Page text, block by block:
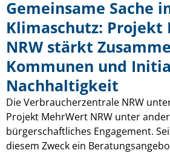
Gemeinsame Sache
Klimaschutz: Projekt
NRW stärkt
Kommunen und
Nachhaltigkeit
Die Verbraucherzentrale NRW
Projekt MehrWert NRW unter
bürgerschaftliches Engagement.
diesem Zweck ein